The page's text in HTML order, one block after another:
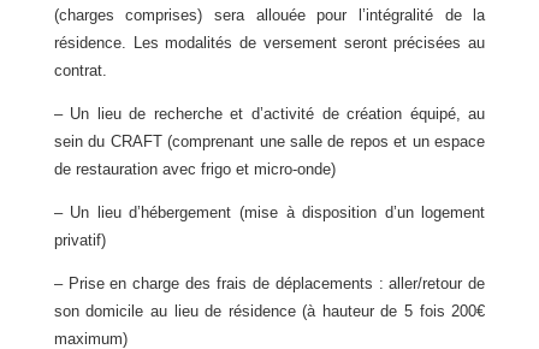
(charges comprises) sera allouée pour
l’intégralité de la
résidence. Les modalités de versement seront précisées au
contrat.
– Un lieu de recherche et d’activité de création équipé, au
sein du CRAFT (comprenant une sallede repos et un espace
de restauration avec frigo et micro-onde)
– Un lieu d’hébergement (mise à disposition d’un logement
privatif)
– Prise en charge des frais de déplacements : aller/retour de
son domicile au lieu de résidence(à hauteur de 5 fois 200€
maximum)